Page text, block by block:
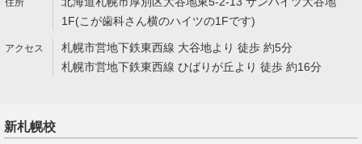
1F(こが歯科さん横のハイツの1Fです)
札幌市営地下鉄東西線 大谷地より 徒歩 約5分
札幌市営地下鉄東西線 ひばりが丘より 徒歩 約16分
新札幌校